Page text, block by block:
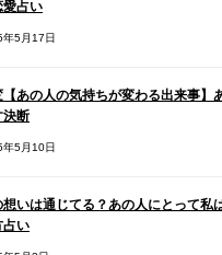
占い
年5月17日
【あの人の気持ちが変わる出来事】
決断
年5月10日
想いは通じてる？あの人にとって私
占い